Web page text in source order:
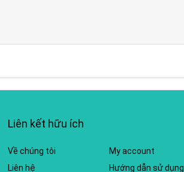
Liên kết hữu ích
Về chúng tôi
Liên hệ
My account
Hướng dẫn sử dụng